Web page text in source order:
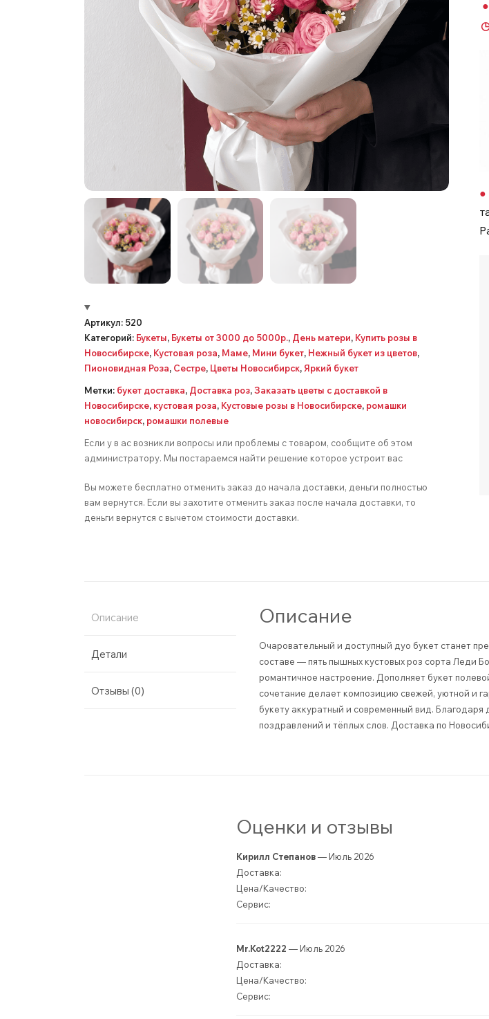
Артикул: 520
Категорий: Букеты, Букеты от 3000 до 5000р., День матери, Купить розы в
Новосибирске, Кустовая роза, Маме, Мини букет, Нежный букет из цветов,
Пионовидная Роза, Сестре, Цветы Новосибирск, Яркий букет
Метки: букет доставка, Доставка роз,Заказать цветы с доставкой в
Новосибирске, кустовая роза, Кустовые розы в Новосибирске, ромашки
новосибирск, ромашки полевые
Если у в ас возникли вопросы или проблемы с товаром, сообщите об этом
администратору. Мы постараемся найти решение которое устроит вас
Вы можете бесплатно отменить заказ до начала доставки, деньги полностью
вам вернутся. Если вы захотите отменить заказ после начала доставки, то
деньги вернутся с вычетом стоимости доставки.
●
Описание
Детали
Отзывы (0)
Описание
Очаровательный и доступный дуо букет станет
составе — пять пышных кустовых роз сорта Леди
романтичное настроение. Дополняет букет
сочетание делает композицию свежей, уютной и
букету аккуратный и современный вид.
поздравлений и тёплых слов. Доставка по
Оценки и отзывы
Кирилл Степанов— Июль 2026
Доставка:
Цена/Качество:
Сервис:
Mr.Kot2222 — Июль 2026
Доставка:
Цена/Качество:
Сервис: